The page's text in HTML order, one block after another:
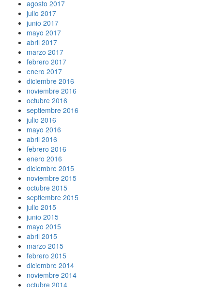
agosto 2017
julio 2017
junio 2017
mayo 2017
abril 2017
marzo 2017
febrero 2017
enero 2017
diciembre 2016
noviembre 2016
octubre 2016
septiembre 2016
julio 2016
mayo 2016
abril 2016
febrero 2016
enero 2016
diciembre 2015
noviembre 2015
octubre 2015
septiembre 2015
julio 2015
junio 2015
mayo 2015
abril 2015
marzo 2015
febrero 2015
diciembre 2014
noviembre 2014
octubre 2014